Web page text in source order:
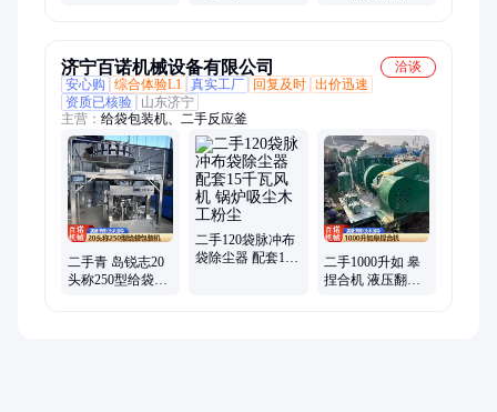
济宁百诺机械设备有限公司
洽谈
安心购
综合体验L1 真实工厂 回复及时 出价迅速
资质已核验
山东济宁
主营： 给袋包装机、二手反应釜
二手青 岛锐志20
头称250型给袋包
二手120袋脉冲布
袋除尘器 配套15
二手1000升如 皋
捏合机 液压翻缸